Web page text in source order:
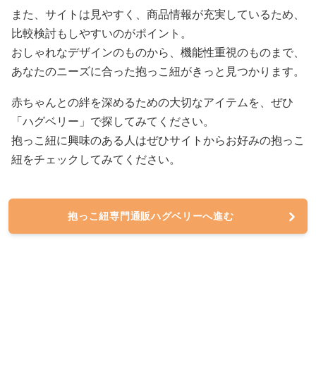
また、サイトは見やすく、商品情報が充実しているため、
比較検討もしやすいのがポイント。
おしゃれなデザインのものから、機能性重視のものまで、
あなたのニーズに合った抱っこ紐がきっと見つかります。
赤ちゃんとの絆を深めるための大切なアイテムを、ぜひ
「ハグベリー」で探してみてください。
抱っこ紐に興味のある人はぜひサイトからお好みの抱っこ
紐をチェックしてみてください。
抱っこ紐専門通販ハグベリーへ進む